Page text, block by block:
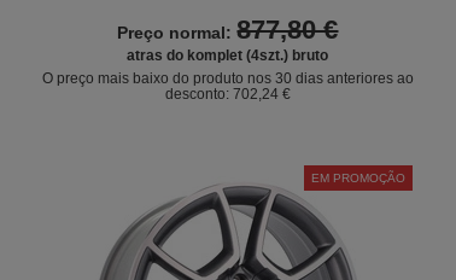
Preço normal:877,80 €
atras do komplet (4szt.) bruto
O preço mais baixo do produto nos 30 dias anteriores ao
desconto: 702,24 €
EM PROMOÇÃO